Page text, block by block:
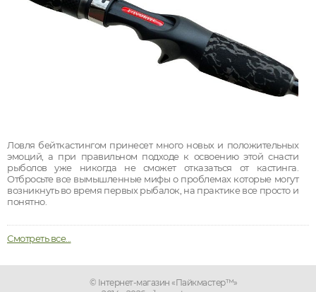
Ловля бейткастингом принесет много новых и положительных
эмоций, а при правильном подходе к освоению этой снасти
рыболов уже никогда не сможет отказаться от кастинга.
Отбросьте все вымышленные мифы о проблемах которые могут
возникнуть во время первых рыбалок, на практике все просто и
понятно.
Смотреть все...
© Інтернет-магазин «Пайкмастер™»